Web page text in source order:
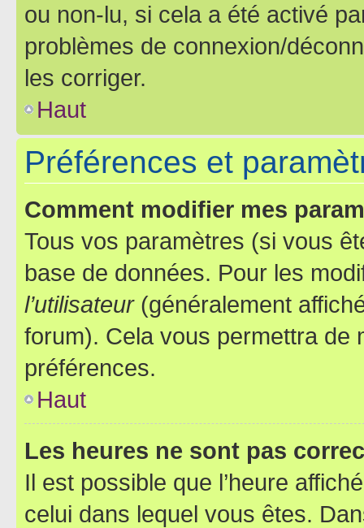
ou non-lu, si cela a été activé
problèmes de connexion/
les corriger.
Haut
Préférences et
Comment modifier mes
Tous vos paramètres (si vous
base de données. Pour les
l’utilisateur(généralement
forum). Cela vous permettra de
préférences.
Haut
Les heures ne sont pas
Il est possible que l’heure
celui dans lequel vous êtes.